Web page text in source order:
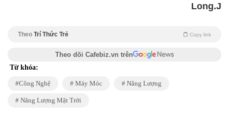
Long.J
Theo Trí Thức Trẻ Copy link
Theo dõi Cafebiz.vn trên
Từ khóa:
Công Nghệ Máy Móc Năng Lượng
Năng Lượng Mặt Trời